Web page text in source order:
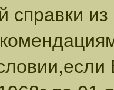
справки